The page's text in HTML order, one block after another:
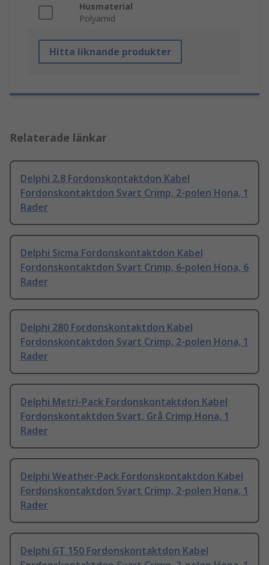
Husmaterial
Polyamid
Hitta liknande produkter
Relaterade länkar
Delphi 2.8 Fordonskontaktdon Kabel
Fordonskontaktdon Svart Crimp, 2-polen Hona, 1
Rader
Delphi Sicma Fordonskontaktdon Kabel
Fordonskontaktdon Svart Crimp, 6-polen Hona, 6
Rader
Delphi 280 Fordonskontaktdon Kabel
Fordonskontaktdon Svart Crimp, 2-polen Hona, 1
Rader
Delphi Metri-Pack Fordonskontaktdon Kabel
Fordonskontaktdon Svart, Grå Crimp Hona, 1
Rader
Delphi Weather-Pack Fordonskontaktdon Kabel
Fordonskontaktdon Svart Crimp, 2-polen Hona, 1
Rader
Delphi GT 150 Fordonskontaktdon Kabel